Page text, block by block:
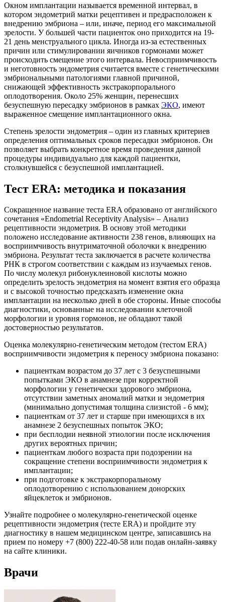
Окном имплантации называется временной интервал, в
котором эндометрий матки рецептивен и предрасположен к
внедрению эмбриона – или, иначе, период его максимальной
зрелости. У большей части пациенток оно приходится на 19-
21 день менструального цикла. Иногда из-за естественных
причин или стимулировании яичников гормонами может
происходить смещение этого интервала. Невосприимчивость
и неготовность эндометрия считается вместе с генетическими
эмбриональными патологиями главной причиной,
снижающей эффективность экстракорпорального
оплодотворения. Около 25% женщин, перенесших
безуспешную пересадку эмбрионов в рамках ЭКО, имеют
выраженное смещение имплантационного окна.
Степень зрелости эндометрия – один из главных критериев
определения оптимальных сроков пересадки эмбрионов. Он
позволяет выбрать конкретное время проведения данной
процедуры индивидуально для каждой пациентки,
столкнувшейся с безуспешной имплантацией.
Тест ERA: методика и показания
Сокращенное название теста ERA образовано от английского
сочетания «Endometrial Receptivity Analysis» – Анализ
рецептивности эндометрия. В основу этой методики
положено исследование активности 238 генов, влияющих на
восприимчивость внутриматочной оболочки к внедрению
эмбриона. Результат теста заключается в расчете количества
РНК в строгом соответствии с каждым из изучаемых генов.
По числу молекул рибонуклеиновой кислоты можно
определить зрелость эндометрия на момент взятия его образца
и с высокой точностью предсказать изменение окна
имплантации на несколько дней в обе стороны. Иные способы
диагностики, основанные на исследовании клеточной
морфологии и уровня гормонов, не обладают такой
достоверностью результатов.
Оценка молекулярно-генетическим методом (тестом ERA)
восприимчивости эндометрия к переносу эмбриона показано:
пациенткам возрастом до 37 лет с 3 безуспешными
попытками ЭКО в анамнезе при корректной
морфологии у генетически здорового эмбриона,
отсутствии заметных аномалий матки и эндометрия
(минимально допустимая толщина слизистой - 6 мм);
пациенткам от 37 лет и старше при имеющихся в их
анамнезе 2 безуспешных попыток ЭКО;
при бесплодии неявной этиологии после исключения
других вероятных причин;
пациенткам любого возраста при подозрении на
сокращение степени восприимчивости эндометрия к
имплантации;
при подготовке к экстракорпоральному
оплодотворению с использованием донорских
яйцеклеток и эмбрионов.
Узнайте подробнее о молекулярно-генетической оценке
рецептивности эндометрия (тесте ERA) и пройдите эту
диагностику в нашем медицинском центре, записавшись на
прием по номеру +7 (800) 222-40-58 или подав онлайн-заявку
на сайте клиники.
Врачи